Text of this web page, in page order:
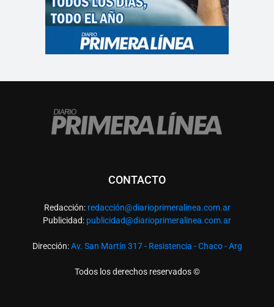
CONTACTO
Redacción: redacción@diarioprimeralinea.com.ar
Publicidad: publicidad@diarioprimeralinea.com.ar
Dirección:Av. San Martín 317 - Resistencia - Chaco - Arg
Todos los derechos reservados ©